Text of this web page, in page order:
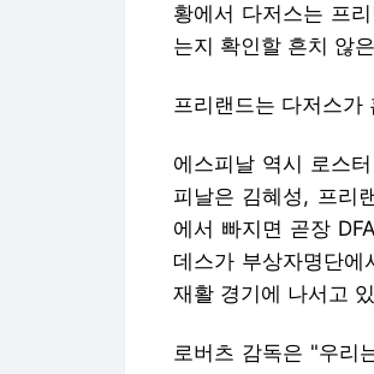
황에서 다저스는 프
는지 확인할 흔치 않
프리랜드는 다저스가
에스피날 역시 로스
피날은 김혜성, 프리
에서 빠지면 곧장
데스가 부상자명단에
재활 경기에 나서고
로버츠 감독은 "우리